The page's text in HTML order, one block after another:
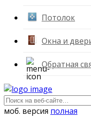
Потолок
Окна и
Обратная
моб. версия полная